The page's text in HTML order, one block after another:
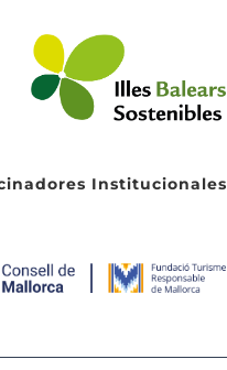
Institucionales